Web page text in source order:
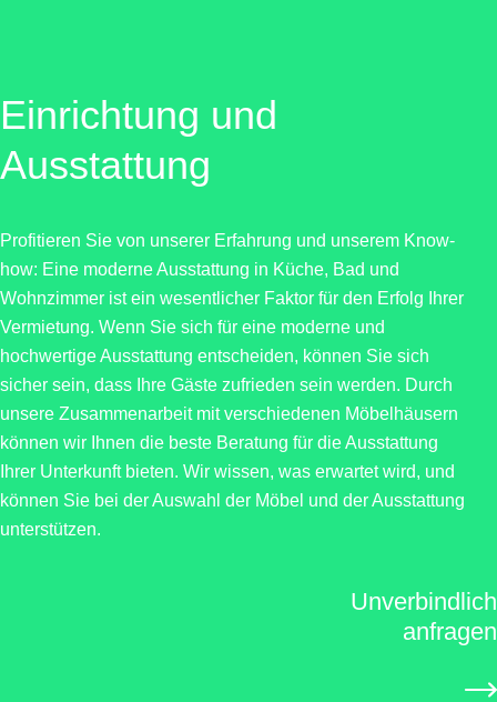
Einrichtung und
Ausstattung
Profitieren Sie von unserer Erfahrung und unserem Know-
how: Eine moderne Ausstattung in Küche, Bad und
Wohnzimmer ist ein wesentlicher Faktor für den Erfolg Ihrer
Vermietung. Wenn Sie sich für eine moderne und
hochwertige Ausstattung entscheiden, können Sie sich
sicher sein, dass Ihre Gäste zufrieden sein werden. Durch
unsere Zusammenarbeit mit verschiedenen Möbelhäusern
können wir Ihnen die beste Beratung für die Ausstattung
Ihrer Unterkunft bieten. Wir wissen, was erwartet wird, und
können Sie bei der Auswahl der Möbel und der Ausstattung
unterstützen.
Unverbindlich
anfragen